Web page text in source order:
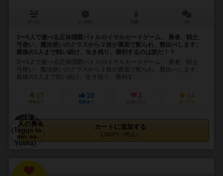
3〜5人で遊べる正体隠匿バトルロイヤルカードゲーム。 勇者、戦士、
弓使い、魔法使いのクラスから２枚が裏面で配られ、数比べします。
最後の1人まで戦い続け、生き残り、勝利するのは誰だ！？
3〜5人で遊べる正体隠匿バトルロイヤルカードゲーム。 勇者、戦士、
弓使い、魔法使いのクラスから２枚が裏面で配られ、数比べします。
最後の1人まで戦い続け、生き残り、勝利す...
17
興味あり
10
経験あり
3
お気に入り
14
持ってる
カートに追加する
1,000円（税込）